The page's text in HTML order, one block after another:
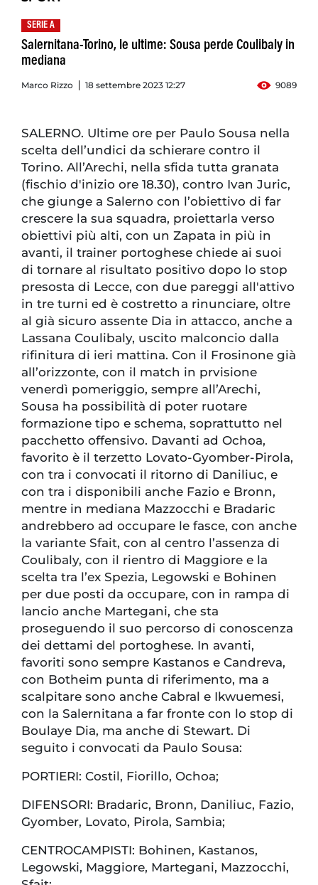
SERIE A
Salernitana-Torino, le ultime: Sousa perde Coulibaly in
mediana
Marco Rizzo 18 settembre 2023 12:27 9089
SALERNO. Ultime ore per Paulo Sousa nella
scelta dell’undici da schierare contro il
Torino. All’Arechi, nella sfida tutta granata
(fischio d'inizio ore 18.30), contro Ivan Juric,
che giunge a Salerno con l’obiettivo di far
crescere la sua squadra, proiettarla verso
obiettivi più alti, con un Zapata in più in
avanti, il trainer portoghese chiede ai suoi
di tornare al risultato positivo dopo lo stop
presosta di Lecce, con due pareggi all'attivo
in tre turni ed è costretto a rinunciare, oltre
al già sicuro assente Dia in attacco, anche a
Lassana Coulibaly, uscito malconcio dalla
rifinitura di ieri mattina. Con il Frosinone già
all’orizzonte, con il match in prvisione
venerdì pomeriggio, sempre all’Arechi,
Sousa ha possibilità di poter ruotare
formazione tipo e schema, soprattutto nel
pacchetto offensivo. Davanti ad Ochoa,
favorito è il terzetto Lovato-Gyomber-Pirola,
con tra i convocati il ritorno di Daniliuc, e
con tra i disponibili anche Fazio e Bronn,
mentre in mediana Mazzocchi e Bradaric
andrebbero ad occupare le fasce, con anche
la variante Sfait, con al centro l’assenza di
Coulibaly, con il rientro di Maggiore e la
scelta tra l’ex Spezia, Legowski e Bohinen
per due posti da occupare, con in rampa di
lancio anche Martegani, che sta
proseguendo il suo percorso di conoscenza
dei dettami del portoghese. In avanti,
favoriti sono sempre Kastanos e Candreva,
con Botheim punta di riferimento, ma a
scalpitare sono anche Cabral e Ikwuemesi,
con la Salernitana a far fronte con lo stop di
Boulaye Dia, ma anche di Stewart. Di
seguito i convocati da Paulo Sousa:
PORTIERI: Costil, Fiorillo, Ochoa;
DIFENSORI: Bradaric, Bronn, Daniliuc, Fazio,
Gyomber, Lovato, Pirola, Sambia;
CENTROCAMPISTI: Bohinen, Kastanos,
Legowski, Maggiore, Martegani, Mazzocchi,